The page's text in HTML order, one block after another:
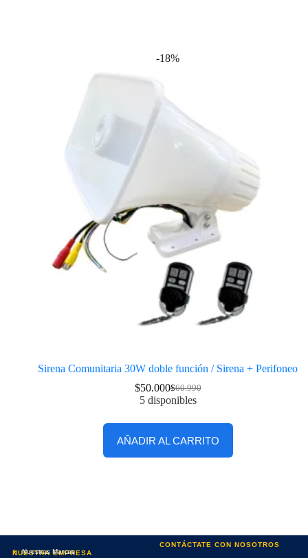
-18%
Sirena Comunitaria 30W doble función / Sirena + Perifoneo
$60.990
$50.000
5 disponibles
AÑADIR AL CARRITO
NUESTRA EMPRESA
Nuestras Marcas
CONTÁCTATE CON NOSOTROS